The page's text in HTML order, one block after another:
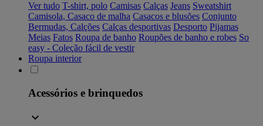
Ver tudo T-shirt, polo Camisas Calças Jeans Sweatshirt
Camisola, Casaco de malha Casacos e blusões Conjunto
Bermudas, Calções Calças desportivas Desporto Pijamas
Meias Fatos Roupa de banho Roupões de banho e robes So
easy - Coleção fácil de vestir
Roupa interior
Acessórios e brinquedos